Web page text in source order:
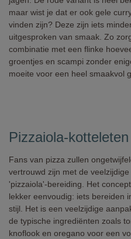
maar wist je dat er ook gele
vinden zijn? Deze zijn iets
uitgesproken van smaak. Zo
combinatie met een flinke
groentjes en scampi zonder
moeite voor een heel smaakvol
Pizzaiola-kotteleten
Fans van pizza zullen
vertrouwd zijn met de veelzijdige
'pizzaiola'-bereiding. Het
lekker eenvoudig: iets bereiden
stijl. Het is een veelzijdige
de typische ingrediënten zoals
knoflook en oregano voor een